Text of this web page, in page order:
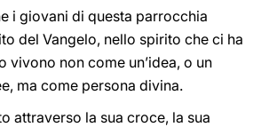
i giovani di questa parrocchia
del Vangelo, nello spirito che ci ha
vivono non come un’idea, o un
ma come persona divina.
attraverso la sua croce, la sua